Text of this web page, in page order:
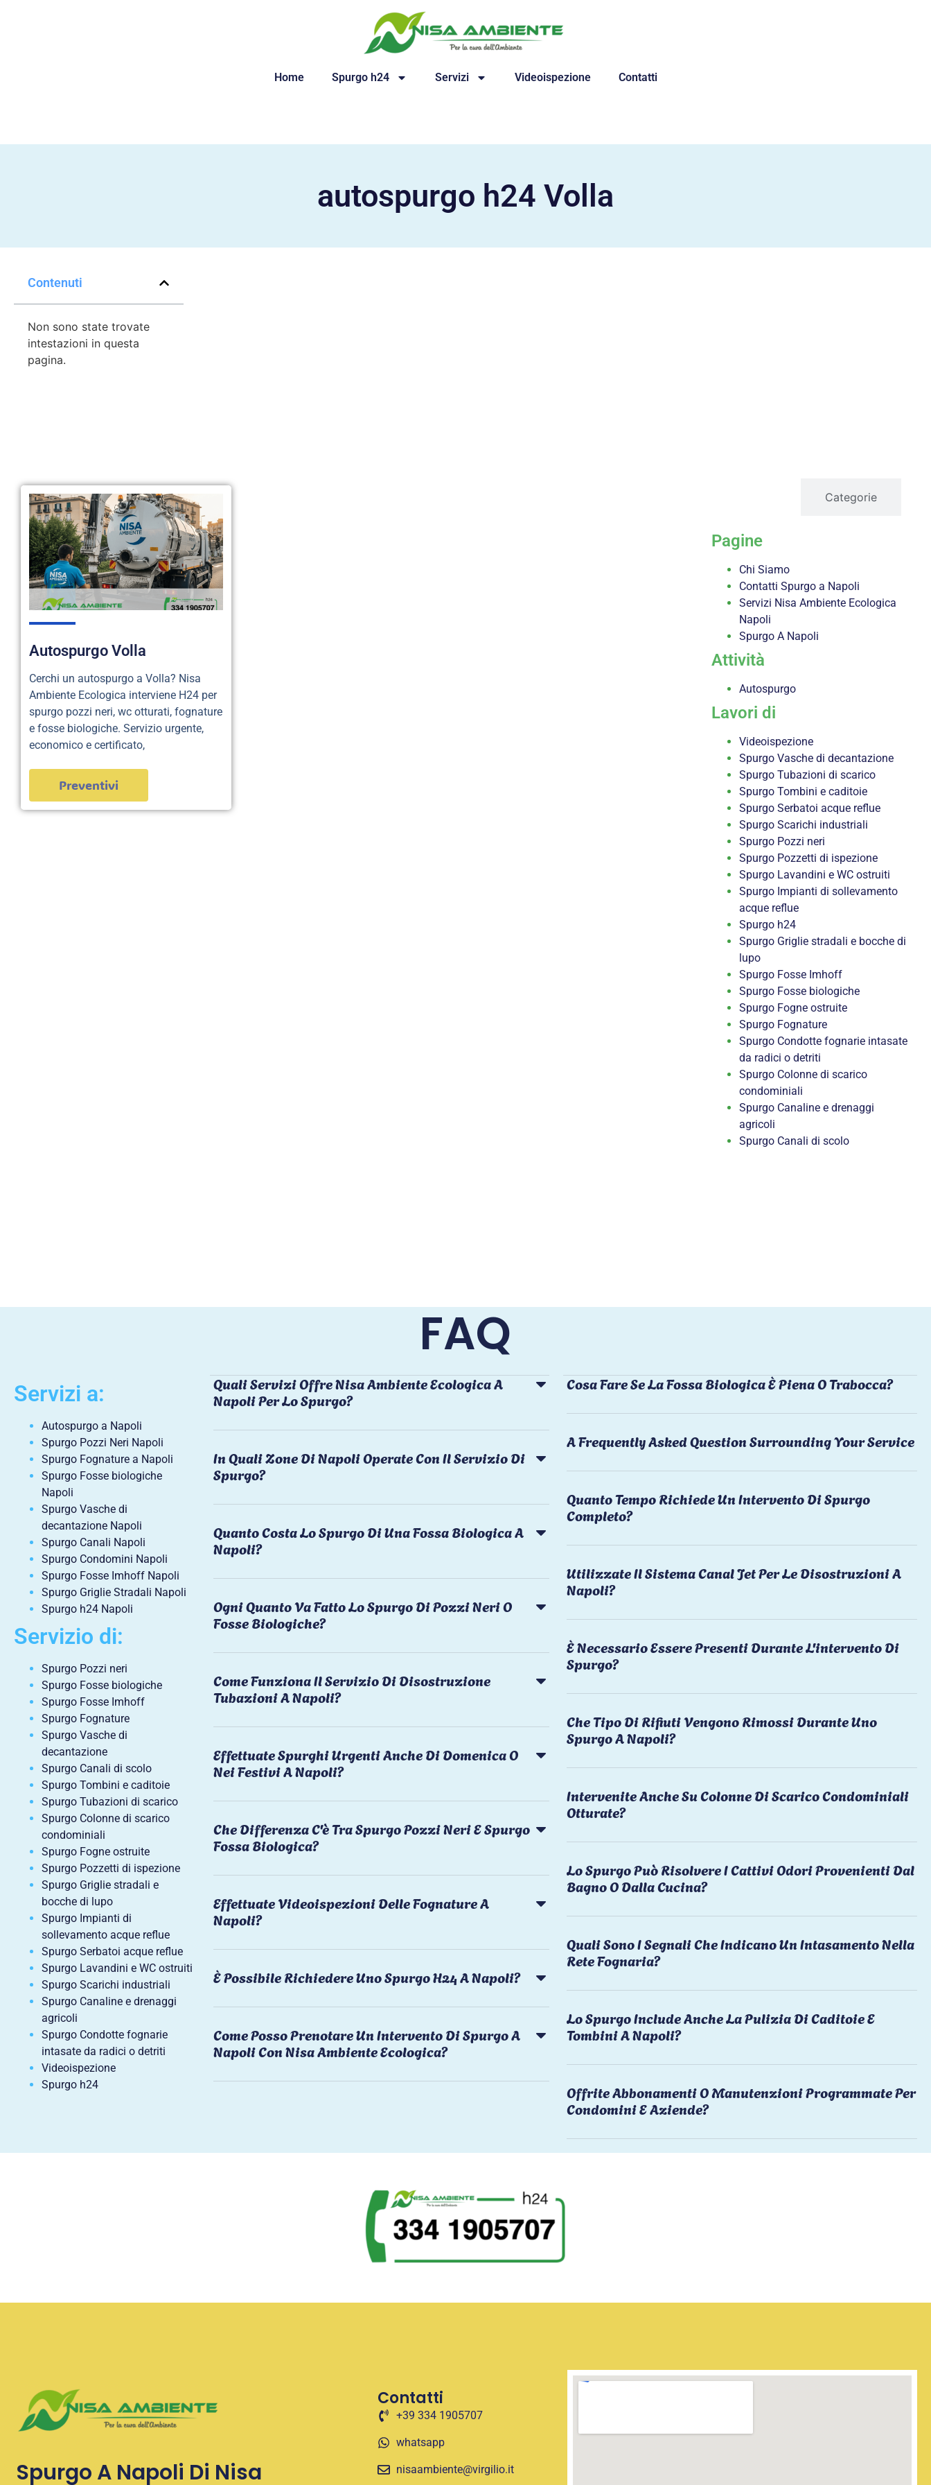
Home Spurgo h24 Servizi Videoispezione Contatti
autospurgo h24 Volla
Contenuti
Non sono state trovate
intestazioni in questa
pagina.
Autospurgo Volla
Cerchi un autospurgo a Volla? Nisa
Ambiente Ecologica interviene H24 per
spurgo pozzi neri, wc otturati, fognature
e fosse biologiche. Servizio urgente,
economico e certificato,
Preventivi
Categorie
Pagine
Chi Siamo
Contatti Spurgo a Napoli
Servizi Nisa Ambiente Ecologica
Napoli
Spurgo A Napoli
Attività
Autospurgo
Lavori di
Videoispezione
Spurgo Vasche di decantazione
Spurgo Tubazioni di scarico
Spurgo Tombini e caditoie
Spurgo Serbatoi acque reflue
Spurgo Scarichi industriali
Spurgo Pozzi neri
Spurgo Pozzetti di ispezione
Spurgo Lavandini e WC ostruiti
Spurgo Impianti di sollevamento
acque reflue
Spurgo h24
Spurgo Griglie stradali e bocche di
lupo
Spurgo Fosse Imhoff
Spurgo Fosse biologiche
Spurgo Fogne ostruite
Spurgo Fognature
Spurgo Condotte fognarie intasate
da radici o detriti
Spurgo Colonne di scarico
condominiali
Spurgo Canaline e drenaggi
agricoli
Spurgo Canali di scolo
FAQ
Servizi a:
Autospurgo a Napoli
Spurgo Pozzi Neri Napoli
Spurgo Fognature a Napoli
Spurgo Fosse biologiche
Napoli
Spurgo Vasche di
decantazione Napoli
Spurgo Canali Napoli
Spurgo Condomini Napoli
Spurgo Fosse Imhoff Napoli
Spurgo Griglie Stradali Napoli
Spurgo h24 Napoli
Servizio di:
Spurgo Pozzi neri
Spurgo Fosse biologiche
Spurgo Fosse Imhoff
Spurgo Fognature
Spurgo Vasche di
decantazione
Spurgo Canali di scolo
Spurgo Tombini e caditoie
Spurgo Tubazioni di scarico
Spurgo Colonne di scarico
condominiali
Spurgo Fogne ostruite
Spurgo Pozzetti di ispezione
Spurgo Griglie stradali e
bocche di lupo
Spurgo Impianti di
sollevamento acque reflue
Spurgo Serbatoi acque reflue
Spurgo Lavandini e WC ostruiti
Spurgo Scarichi industriali
Spurgo Canaline e drenaggi
agricoli
Spurgo Condotte fognarie
intasate da radici o detriti
Videoispezione
Spurgo h24
Quali Servizi Offre Nisa Ambiente Ecologica A
Napoli Per Lo Spurgo?
In Quali Zone Di Napoli Operate Con Il Servizio Di
Spurgo?
Quanto Costa Lo Spurgo Di Una Fossa Biologica A
Napoli?
Ogni Quanto Va Fatto Lo Spurgo Di Pozzi Neri O
Fosse Biologiche?
Come Funziona Il Servizio Di Disostruzione
Tubazioni A Napoli?
Effettuate Spurghi Urgenti Anche Di Domenica O
Nei Festivi A Napoli?
Che Differenza C'è Tra Spurgo Pozzi Neri E Spurgo
Fossa Biologica?
Effettuate Videoispezioni Delle Fognature A
Napoli?
È Possibile Richiedere Uno Spurgo H24 A Napoli?
Come Posso Prenotare Un Intervento Di Spurgo A
Napoli Con Nisa Ambiente Ecologica?
Cosa Fare Se La Fossa Biologica È Piena O Trabocca?
A Frequently Asked Question Surrounding Your Service
Quanto Tempo Richiede Un Intervento Di Spurgo
Completo?
Utilizzate Il Sistema Canal Jet Per Le Disostruzioni A
Napoli?
È Necessario Essere Presenti Durante L'intervento Di
Spurgo?
Che Tipo Di Rifiuti Vengono Rimossi Durante Uno
Spurgo A Napoli?
Intervenite Anche Su Colonne Di Scarico Condominiali
Otturate?
Lo Spurgo Può Risolvere I Cattivi Odori Provenienti Dal
Bagno O Dalla Cucina?
Quali Sono I Segnali Che Indicano Un Intasamento Nella
Rete Fognaria?
Lo Spurgo Include Anche La Pulizia Di Caditoie E
Tombini A Napoli?
Offrite Abbonamenti O Manutenzioni Programmate Per
Condomini E Aziende?
Spurgo A Napoli Di Nisa
Contatti
+39 334 1905707
whatsapp
nisaambiente@virgilio.it